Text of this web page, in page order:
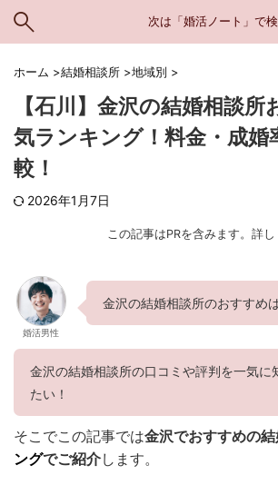
次は「婚活ノート」で検
ホーム >結婚相談所 >地域別 >
【石川】金沢の結婚相談所
気ランキング！料金・成婚
較！
2026年1月7日
この記事はPRを含みます。詳し
婚活男性
金沢の結婚相談所のおすすめ
金沢の結婚相談所の口コミや評判を一気に
たい！
そこでこの記事では金沢でおすすめの
ングでご紹介します。